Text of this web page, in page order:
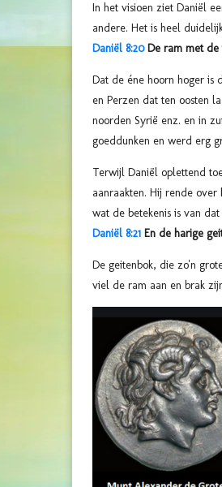
In het visioen ziet Daniël
andere. Het is heel
Daniël 8:20De ram met de
Dat de éne hoorn hoger is
en Perzen dat ten oosten
noorden Syrië enz. en in
goeddunken en werd erg
Terwijl Daniël oplettend
aanraakten. Hij rende
wat de betekenis is van
Daniël 8:21 En de harige
De geitenbok, die zo'n
viel de ram aan en brak